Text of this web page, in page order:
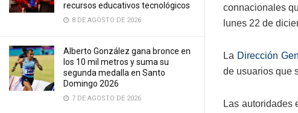
recursos educativos tecnológicos
8 DE AGOSTO DE 2026
Alberto González gana bronce en
los 10 mil metros y suma su
segunda medalla en Santo
Domingo 2026
7 DE AGOSTO DE 2026
connacionales
lunes 22 de
La Dirección
de usuarios que
Las autoridades